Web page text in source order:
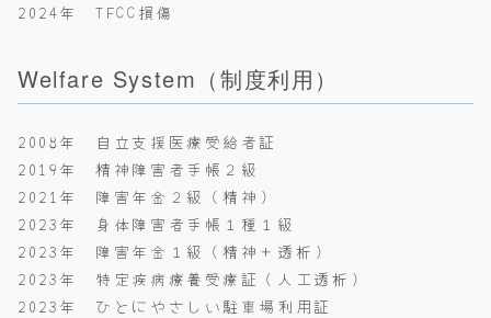
2024年 TFCC損傷
Welfare System（制度利用）
2008年 自立支援医療受給者証
2019年 精神障害者手帳２級
2021年 障害年金２級（精神）
2023年 身体障害者手帳１種１級
2023年 障害年金１級（精神＋透析）
2023年 特定疾病療養受療証（人工透析）
2023年 ひとにやさしい駐車場利用証